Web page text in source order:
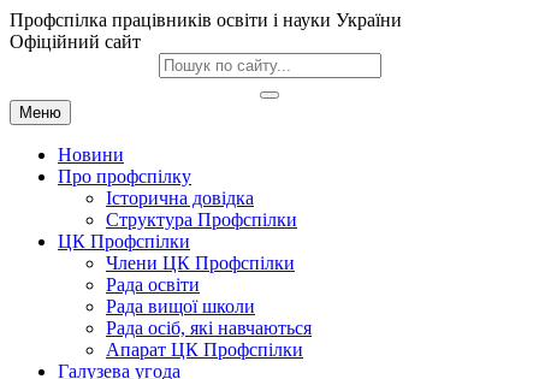
Профспілка працівників освіти і науки України
Офіційний сайт
Меню
Новини
Про профспілку
Історична довідка
Структура Профспілки
ЦК Профспілки
Члени ЦК Профспілки
Рада освіти
Рада вищої школи
Рада осіб, які навчаються
Апарат ЦК Профспілки
Галузева угода